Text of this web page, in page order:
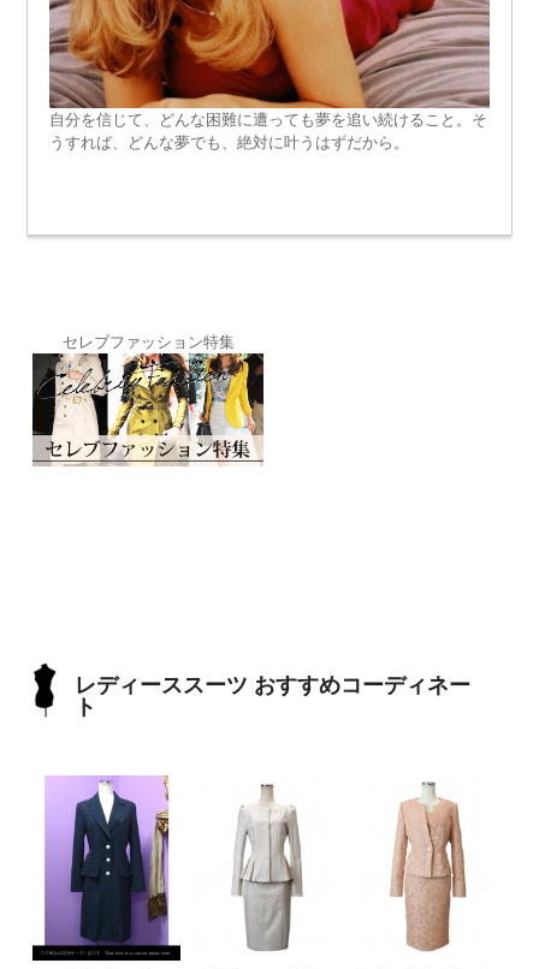
自分を信じて、どんな困難に遭っても夢を追い続けること。そ
うすれば、どんな夢でも、絶対に叶うはずだから。
セレブファッション特集
レディーススーツ おすすめコーディネー
ト